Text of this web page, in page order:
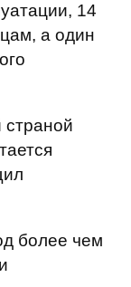
14
а один
более чем